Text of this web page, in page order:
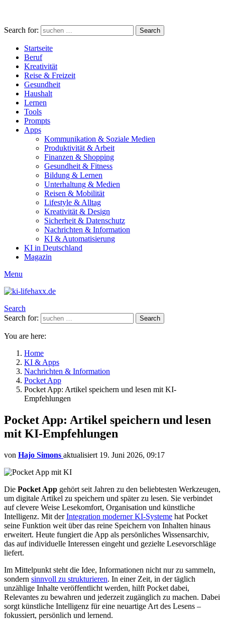
Search for: Search
Startseite
Beruf
Kreativität
Reise & Freizeit
Gesundheit
Haushalt
Lernen
Tools
Prompts
Apps
Kommunikation & Soziale Medien
Produktivität & Arbeit
Finanzen & Shopping
Gesundheit & Fitness
Bildung & Lernen
Unterhaltung & Medien
Reisen & Mobilität
Lifestyle & Alltag
Kreativität & Design
Sicherheit & Datenschutz
Nachrichten & Information
KI & Automatisierung
KI in Deutschland
Magazin
Menu
Search
Search for:
Search
You are here:
Home
KI & Apps
Nachrichten & Information
Pocket App
Pocket App: Artikel speichern und lesen mit KI-
Empfehlungen
Pocket App: Artikel speichern und lesen
mit KI-Empfehlungen
von Hajo Simons aktualisiert 19. Juni 2026, 09:17
Die Pocket App gehört seit Jahren zu den beliebtesten Werkzeugen,
um digitale Artikel zu speichern und später zu lesen. Sie verbindet
auf clevere Weise Lesekomfort, Organisation und künstliche
Intelligenz. Mit derIntegration moderner KI-Systeme hat Pocket
seine Funktion weit über das reine Speichern von Inhalten hinaus
erweitert. Heute fungiert die App als persönliches Wissensarchiv,
das auf individuelle Interessen eingeht und gezielte Lesevorschläge
liefert.
Im Mittelpunkt steht die Idee, Informationen nicht nur zu sammeln,
sondern sinnvoll zu strukturieren. In einer Zeit, in der täglich
unzählige Inhalte veröffentlicht werden, hilft Pocket dabei,
Relevantes zu bewahren und jederzeit zugänglich zu machen. Dabei
sorgt künstliche Intelligenz für eine neuartige Art des Lesens –
fokussiert, persönlich und lernend.